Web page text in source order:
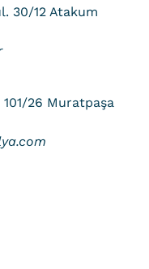
30/12 Atakum
101/26 Muratpaşa